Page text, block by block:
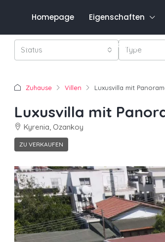
Homepage Eigenschaften
Anmeldung
Status Type
Zuhause Villen Luxusvilla mit
Luxusvilla mit
Kyrenia, Ozankoy
ZU VERKAUFEN